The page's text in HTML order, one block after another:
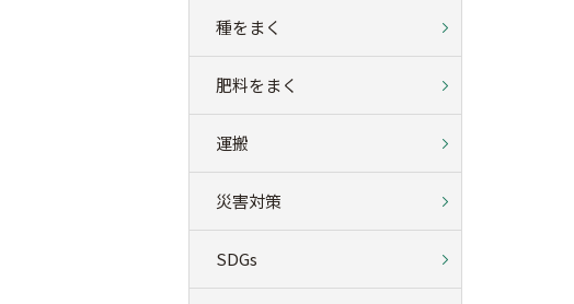
種をまく
肥料をまく
運搬
災害対策
SDGs